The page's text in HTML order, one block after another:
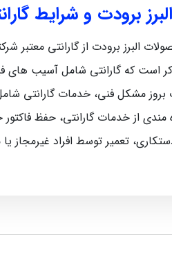
برودت و شرایط
البرز برودت از گارانتی معتبر شرکتی
است که گارانتی شامل آسیب‌ های
مشکل فنی، خدمات گارانتی
مندی از خدمات گارانتی، حفظ
تعمیر توسط افراد